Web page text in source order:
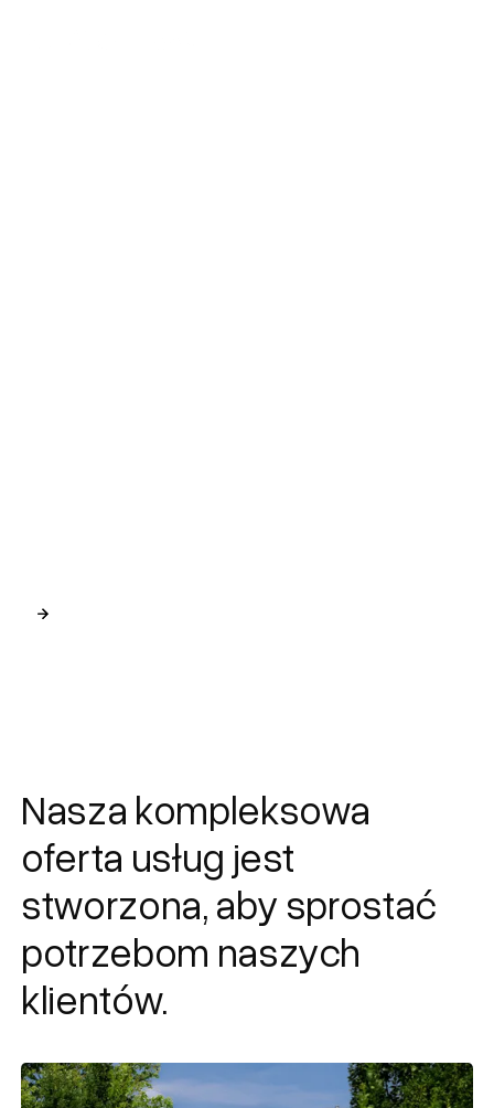
Slide 2 of 2.
Nasza kompleksowa
oferta usług jest
stworzona, aby sprostać
potrzebom naszych
klientów.